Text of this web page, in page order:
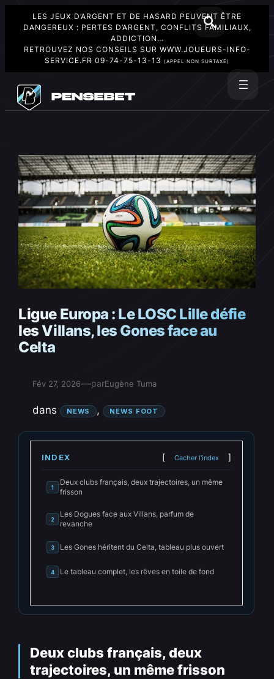
LES JEUX D’ARGENT ET DE HASARD PEUVENT ÊTRE
DANGEREUX : PERTES D’ARGENT, CONFLITS FAMILIAUX,
ADDICTION…
RETROUVEZ NOS CONSEILS SUR WWW.JOUEURS-INFO-
SERVICE.FR 09-74-75-13-13 (APPEL NON SURTAXÉ)
contenu
Ligue Europa : Le LOSC Lille défie
les Villans, les Gones face au
Celta
Fév 27, 2026—parEugène Tuma
dans NEWS , NEWS FOOT
INDEX Cacher l'index
1
Deux clubs français, deux trajectoires, un même
frisson
2
Les Dogues face aux Villans, parfum de
revanche
3 Les Gones héritent du Celta, tableau plus ouvert
4 Le tableau complet, les rêves en toile de fond
Deux clubs français, deux
trajectoires, un même frisson